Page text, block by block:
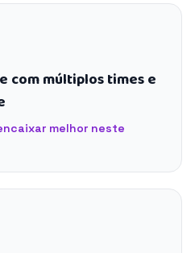
com múltiplos times e
melhor neste